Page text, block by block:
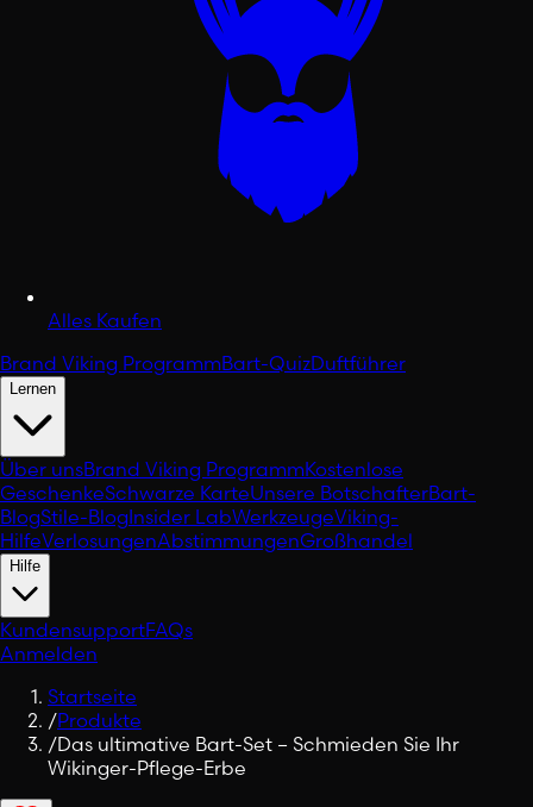
Alles Kaufen
Brand Viking ProgrammBart-QuizDuftführer
Lernen
Über unsBrand Viking ProgrammKostenlose
GeschenkeSchwarze KarteUnsere BotschafterBart-
BlogStile-BlogInsider LabWerkzeugeViking-
HilfeVerlosungenAbstimmungenGroßhandel
Hilfe
KundensupportFAQs
Anmelden
Startseite
/Produkte
/Das ultimative Bart-Set – Schmieden Sie Ihr
Wikinger-Pflege-Erbe